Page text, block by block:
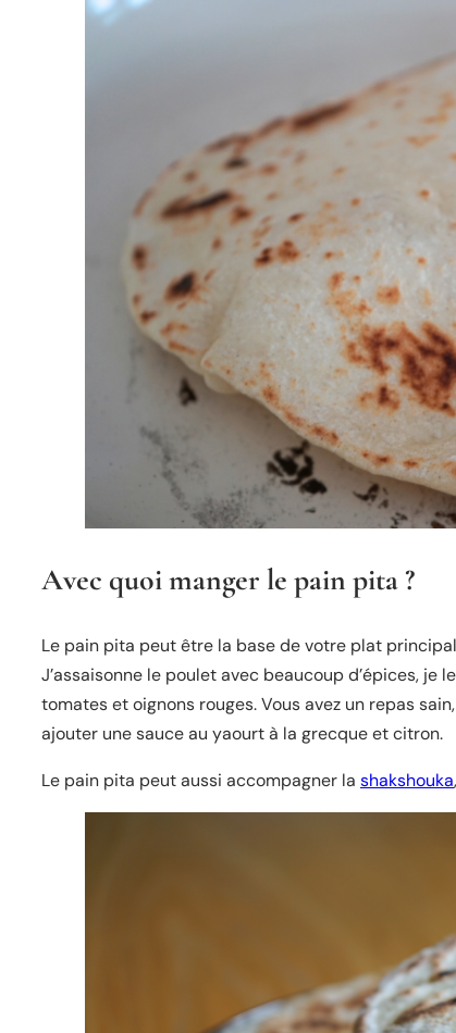
Avec quoi manger le pain pita ?
Le pain pita peut être la base de votre plat
J’assaisonne le poulet avec beaucoup d’épices, je
tomates et oignons rouges. Vous avez un repas
ajouter une sauce au yaourt à la grecque et citron.
Le pain pita peut aussi accompagner la shakshouka